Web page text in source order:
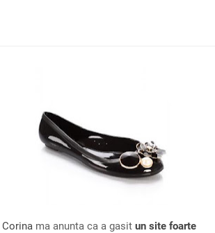
Corina ma anunta ca a gasit un site foarte